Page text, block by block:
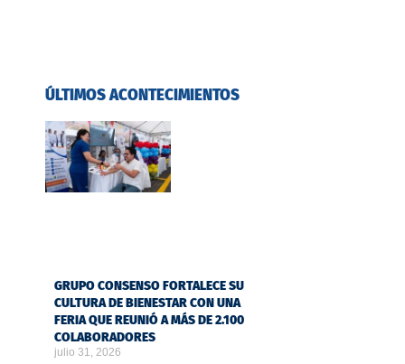
ÚLTIMOS ACONTECIMIENTOS
GRUPO CONSENSO FORTALECE SU
CULTURA DE BIENESTAR CON UNA
FERIA QUE REUNIÓ A MÁS DE 2.100
COLABORADORES
julio 31, 2026